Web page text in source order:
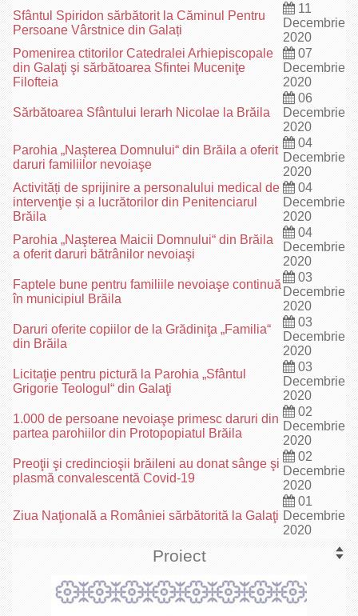
Sfântul Spiridon sărbătorit la Căminul Pentru
Persoane Vârstnice din Galați
11
Decembrie
2020
Pomenirea ctitorilor Catedralei Arhiepiscopale
din Galaţi şi sărbătoarea Sfintei Muceniţe
Filofteia
07
Decembrie
2020
Sărbătoarea Sfântului Ierarh Nicolae la Brăila
06
Decembrie
2020
Parohia „Naşterea Domnului“ din Brăila a oferit
daruri familiilor nevoiaşe
04
Decembrie
2020
Activități de sprijinire a personalului medical de
intervenţie și a lucrătorilor din Penitenciarul
Brăila
04
Decembrie
2020
Parohia „Naşterea Maicii Domnului“ din Brăila
a oferit daruri bătrânilor nevoiaşi
04
Decembrie
2020
Faptele bune pentru familiile nevoiaşe continuă
în municipiul Brăila
03
Decembrie
2020
Daruri oferite copiilor de la Grădiniţa „Familia“
din Brăila
03
Decembrie
2020
Licitaţie pentru pictură la Parohia „Sfântul
Grigorie Teologul“ din Galaţi
03
Decembrie
2020
1.000 de persoane nevoiaşe primesc daruri din
partea parohiilor din Protopopiatul Brăila
02
Decembrie
2020
Preoţii şi credincioşii brăileni au donat sânge şi
plasmă convalescentă Covid-19
02
Decembrie
2020
Ziua Naţională a României sărbătorită la Galaţi
01
Decembrie
2020
Proiect